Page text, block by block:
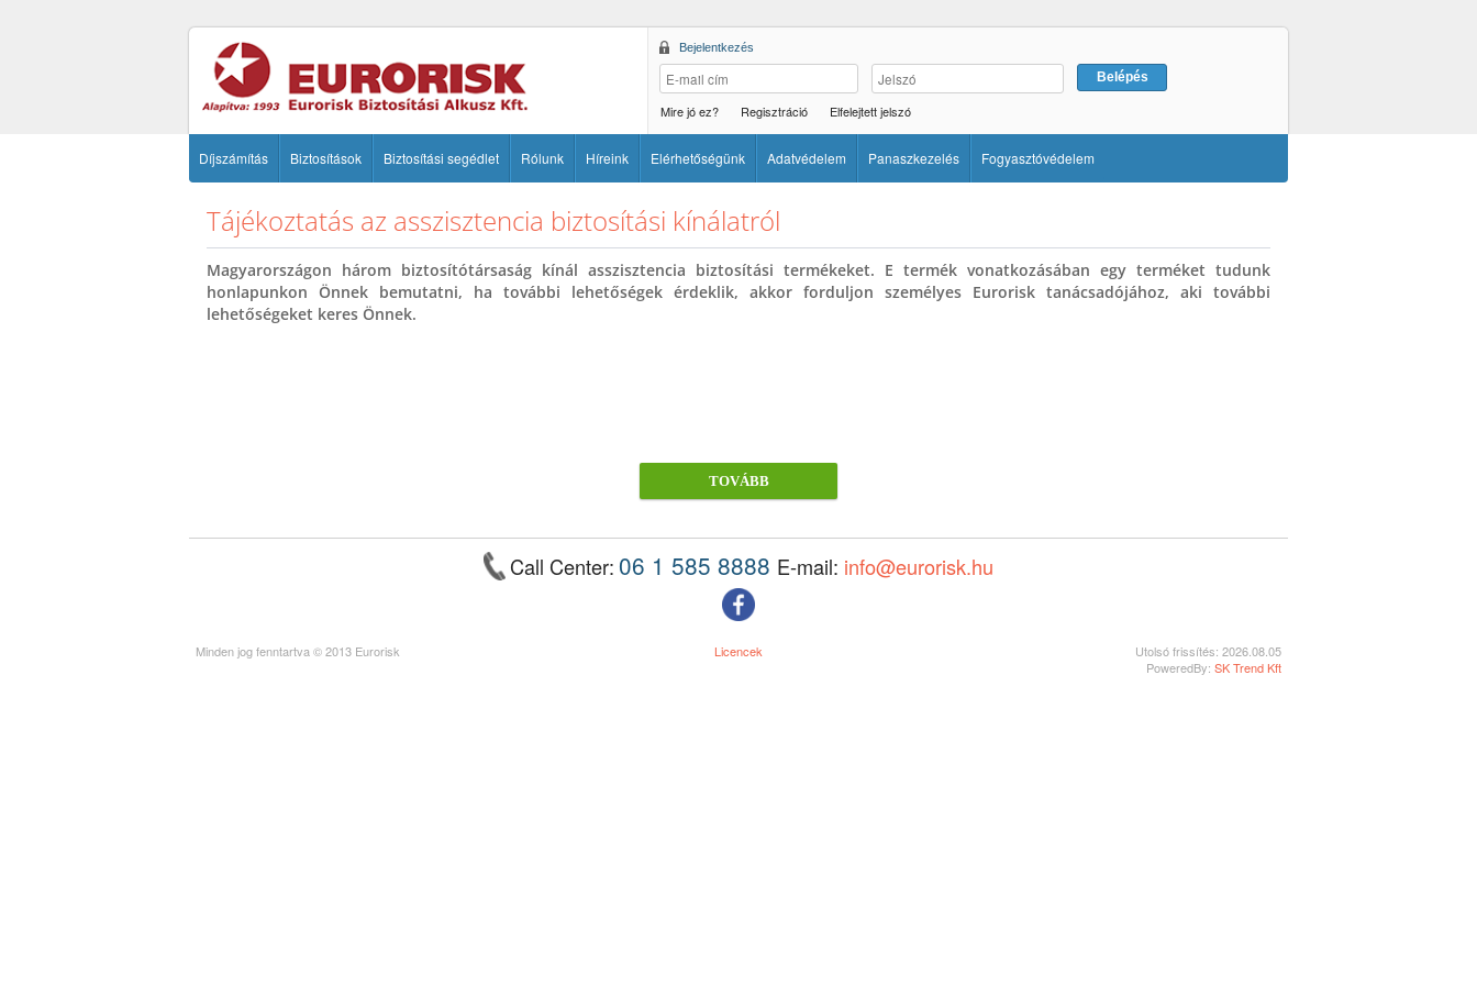
Bejelentkezés
Mire jó ez? Regisztráció Elfelejtett jelszó
Díjszámítás Biztosítások Biztosítási segédlet Rólunk Híreink Elérhetőségünk Adatvédelem Panaszkezelés Fogyasztóvédelem
Tájékoztatás az asszisztencia biztosítási kínálatról
Magyarországon három biztosítótársaság kínál asszisztencia biztosítási termékeket. E termék vonatkozásában egy terméket tudunk
honlapunkon Önnek bemutatni, ha további lehetőségek érdeklik, akkor forduljon személyes Eurorisk tanácsadójához, aki további
lehetőségeket keres Önnek.
Call Center: 06 1 585 8888 E-mail: info@eurorisk.hu
Minden jog fenntartva © 2013 Eurorisk Licencek
Utolsó frissítés: 2026.08.05
PoweredBy: SK Trend Kft